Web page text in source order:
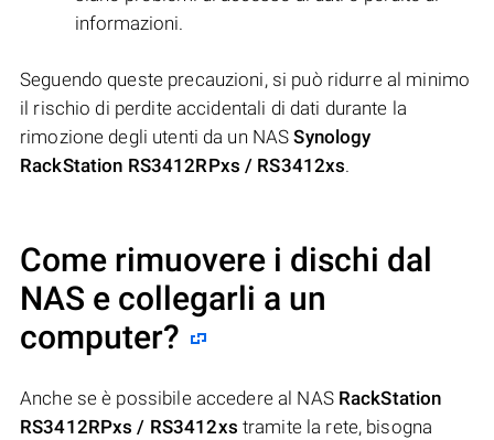
informazioni.
Seguendo queste precauzioni, si può ridurre al minimo
il rischio di perdite accidentali di dati durante la
rimozione degli utenti da un NASSynology
RackStation RS3412RPxs / RS3412xs.
Come rimuovere i dischi dal
NAS e collegarli a un
computer?
Anche se è possibile accedere al NAS RackStation
RS3412RPxs / RS3412xs tramite la rete, bisogna